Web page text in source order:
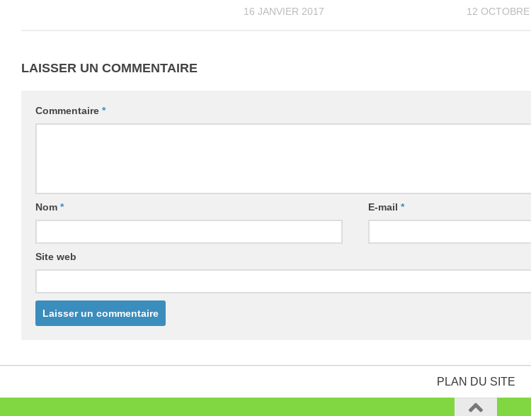
16 JANVIER 2017 12
LAISSER UN COMMENTAIRE
Commentaire *
Nom * E-mail*
Site web
PLAN DU SITE